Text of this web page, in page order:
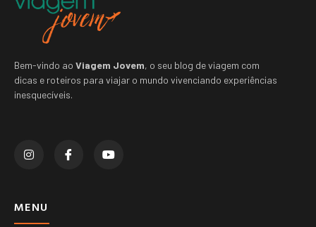
Bem-vindo ao Viagem Jovem, o seu blog de viagem com
dicas e roteiros para viajar o mundo vivenciando experiências
inesquecíveis.
MENU